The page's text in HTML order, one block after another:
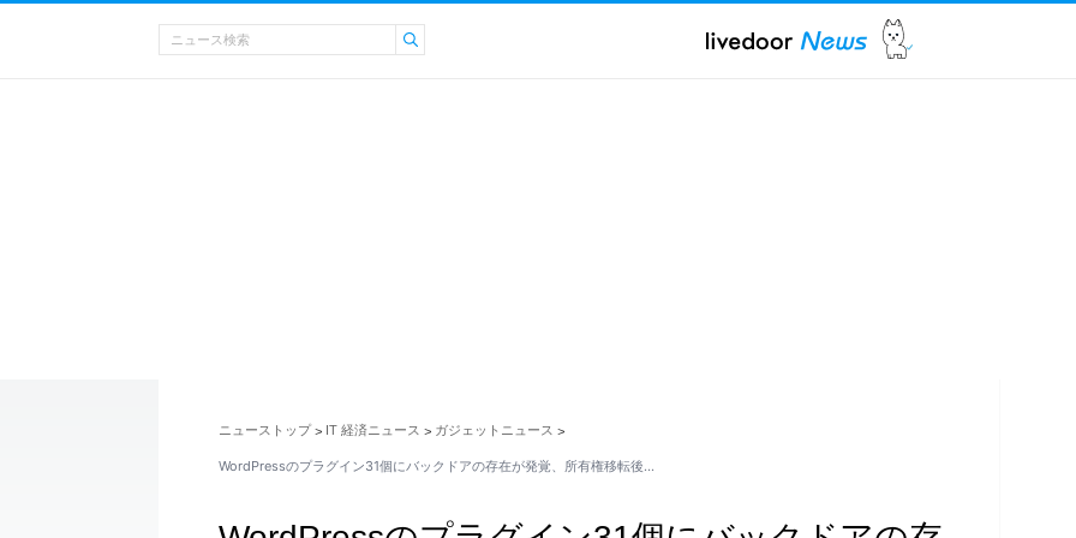
ニューストップ > IT 経済ニュース > ガジェットニュース >
WordPressのプラグイン31個にバックドアの存在が発覚、所有権移転後…